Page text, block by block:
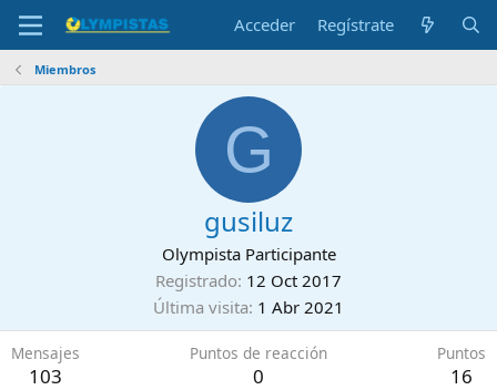
Acceder Regístrate
Miembros
G
gusiluz
Olympista Participante
Registrado 12 Oct 2017
Última visita 1 Abr 2021
Mensajes
103
Puntos de reacción
0
Puntos
16